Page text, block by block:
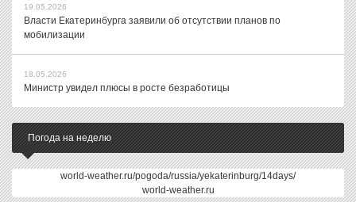
19.05.2026
Власти Екатеринбурга заявили об отсутствии планов по
мобилизации
18.05.2026
Министр увидел плюсы в росте безработицы
Погода на неделю
world-weather.ru/pogoda/russia/yekaterinburg/14days/
world-weather.ru